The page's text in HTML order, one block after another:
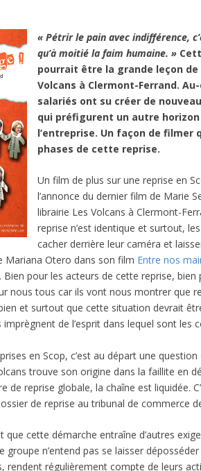
« Pétrir le pain avec indifférence,
qu’à moitié la faim humaine. »
pourrait être la grande leçon de
Volcans à Clermont-Ferrand.
salariés ont su créer de
qui préfigurent un autre
l’entreprise. Un façon de
phases de cette reprise.
Un film de plus sur une reprise en
l’annonce du dernier film de Marie
librairie Les Volcans à Clermont-
reprise n’est identique et surtout,
cacher derrière leur caméra et
Mariana Otero dans son film Entre nos
Bien pour les acteurs de cette reprise,
nous tous car ils vont nous montrer que
et surtout que cette situation devrait
de l’esprit dans lequel sont les
en Scop, c’est au départ une question
trouve son origine dans la faillite en
de reprise globale, la chaîne est liquidée.
de reprise au tribunal de commerce
que cette démarche entraîne d’autres
groupe n’entend pas se laisser
rendent régulièrement compte de leurs